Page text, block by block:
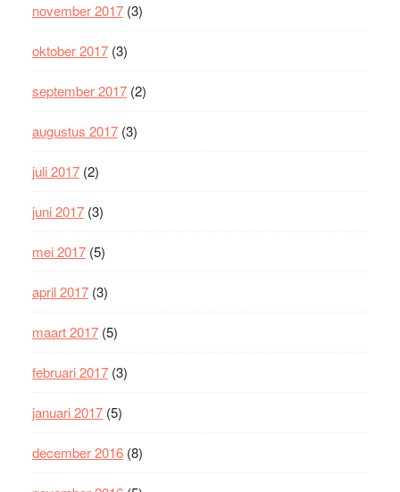
november 2017(3)
oktober 2017(3)
september 2017(2)
augustus 2017(3)
juli 2017(2)
juni 2017(3)
mei 2017(5)
april 2017(3)
maart 2017(5)
februari 2017(3)
januari 2017(5)
december 2016(8)